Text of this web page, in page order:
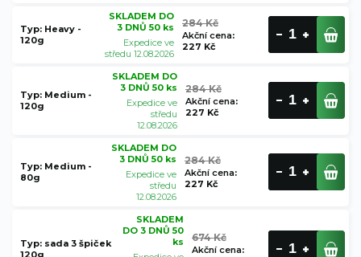
Typ: Heavy -
120g
SKLADEM DO
3 DNŮ 50 ks
Expedice ve
středu 12.08.2026
284 Kč
Akční cena:
227 Kč
Typ: Medium -
120g
SKLADEM DO
3 DNŮ 50 ks
Expedice ve
středu
12.08.2026
284 Kč
Akční cena:
227 Kč
Typ: Medium -
80g
SKLADEM DO
3 DNŮ 50 ks
Expedice ve
středu
12.08.2026
284 Kč
Akční cena:
227 Kč
Typ: sada 3 špiček
120g
SKLADEM
DO 3 DNŮ 50
ks
674 Kč
Akční cena: